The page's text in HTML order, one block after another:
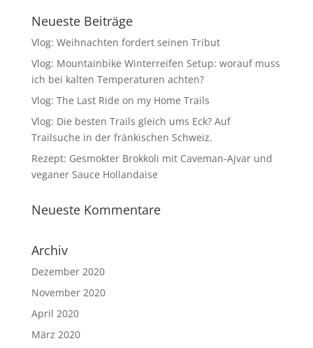
Neueste Beiträge
Vlog: Weihnachten fordert seinen Tribut
Vlog: Mountainbike Winterreifen Setup: worauf muss
ich bei kalten Temperaturen achten?
Vlog: The Last Ride on my Home Trails
Vlog: Die besten Trails gleich ums Eck? Auf
Trailsuche in der fränkischen Schweiz.
Rezept: Gesmokter Brokkoli mit Caveman-Ajvar und
veganer Sauce Hollandaise
Neueste Kommentare
Archiv
Dezember 2020
November 2020
April 2020
März 2020